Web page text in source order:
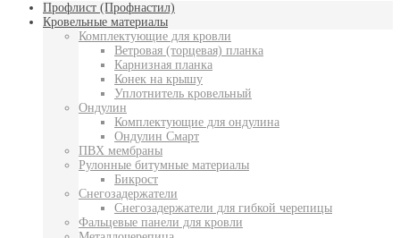
Профлист (Профнастил)
Кровельные материалы
Комплектующие для кровли
Ветровая (торцевая) планка
Карнизная планка
Конек на крышу
Уплотнитель кровельный
Ондулин
Комплектующие для ондулина
Ондулин Смарт
ПВХ мембраны
Рулонные битумные материалы
Бикрост
Снегозадержатели
Снегозадержатели для гибкой черепицы
Фальцевые панели для кровли